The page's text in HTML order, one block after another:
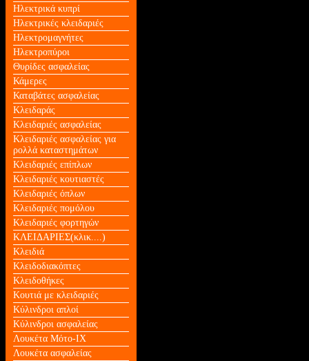
Ηλεκτρικά κυπρί
Ηλεκτρικές κλειδαριές
Ηλεκτρομαγνήτες
Ηλεκτροπύροι
Θυρίδες ασφαλείας
Κάμερες
Καταβάτες ασφαλείας
Κλειδαράς
Κλειδαριές ασφαλείας
Κλειδαριές ασφαλείας για
ρολλά καταστημάτων
Κλειδαριές επίπλων
Κλειδαριές κουτιαστές
Κλειδαριές όπλων
Κλειδαριές πομόλου
Κλειδαριές φορτηγών
ΚΛΕΙΔΑΡΙΕΣ(κλικ....)
Κλειδιά
Κλειδοδιακόπτες
Κλειδοθήκες
Κουτιά με κλειδαριές
Κύλινδροι απλοί
Κύλινδροι ασφαλείας
Λουκέτα Mότο-ΙΧ
Λουκέτα ασφαλείας